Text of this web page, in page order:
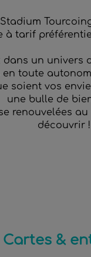
à tarif
dans un
toute
vos
une bulle de
renouvelées
découvrir !
Cartes &